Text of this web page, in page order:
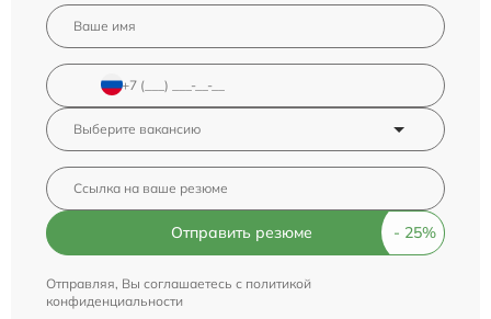
Отправить резюме
Отправляя, Вы соглашаетесь с политикой
конфиденциальности